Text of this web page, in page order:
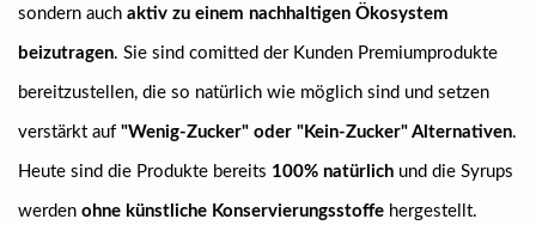
sondern auch aktiv zu einem nachhaltigen Ökosystem
beizutragen. Sie sind comitted der Kunden Premiumprodukte
bereitzustellen, die so natürlich wie möglich sind und setzen
verstärkt auf "Wenig-Zucker" oder "Kein-Zucker" Alternativen.
Heute sind die Produkte bereits 100% natürlich und die Syrups
werden ohne künstliche Konservierungsstoffe hergestellt.